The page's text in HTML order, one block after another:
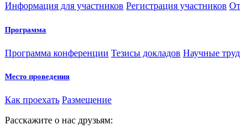
Информация для участников Регистрация участников
Программа
Программа конференции Тезисы докладов Научные
Место проведения
Как проехать Размещение
Расскажите о нас друзьям: